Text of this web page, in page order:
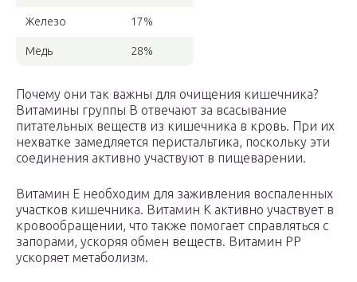
Железо 17%
Медь 28%
Почему они так важны для очищения кишечника?
Витамины группы В отвечают за всасывание
питательных веществ из кишечника в кровь. При их
нехватке замедляется перистальтика, поскольку эти
соединения активно участвуют в пищеварении.
Витамин Е необходим для заживления воспаленных
участков кишечника. Витамин К активно участвует в
кровообращении, что также помогает справляться с
запорами, ускоряя обмен веществ. Витамин РР
ускоряет метаболизм.